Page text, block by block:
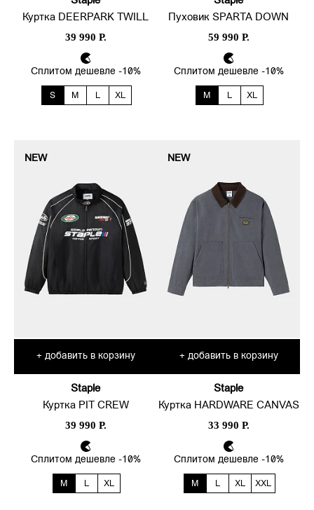
Куртка DEERPARK TWILL
39 990 Р.
Сплитом дешевле -10%
S M L XL
Пуховик SPARTA DOWN
59 990 Р.
Сплитом дешевле -10%
M L XL
NEW
+ добавить в корзину
Staple
Куртка PIT CREW
39 990 Р.
Сплитом дешевле -10%
M L XL
NEW
+ добавить в корзину
Staple
Куртка HARDWARE CANVAS
33 990 Р.
Сплитом дешевле -10%
M L XL XXL